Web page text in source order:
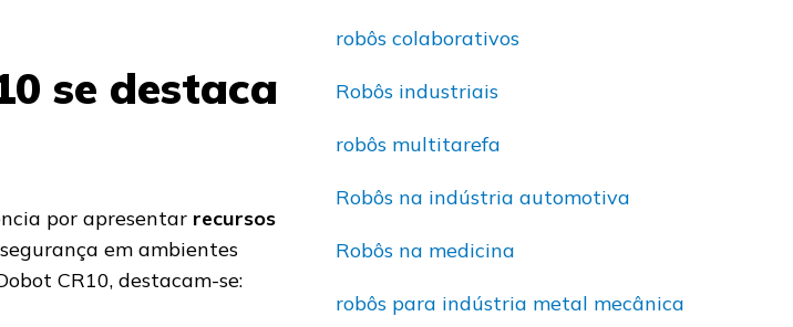
se destaca
por apresentar recursos
em ambientes
CR10, destacam-se:
robôs colaborativos
Robôs industriais
robôs multitarefa
Robôs na indústria automotiva
Robôs na medicina
robôs para indústria metal mecânica